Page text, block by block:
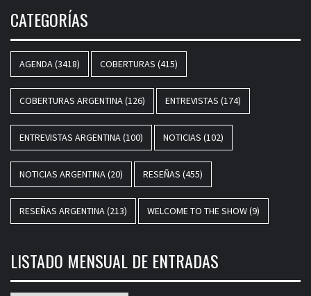
CATEGORÍAS
AGENDA(3418) COBERTURAS (415)
COBERTURAS ARGENTINA(126) ENTREVISTAS (174)
ENTREVISTAS ARGENTINA(100) NOTICIAS (102)
NOTICIAS ARGENTINA(20) RESEÑAS (455)
RESEÑAS ARGENTINA(213) WELCOME TO THE SHOW(9)
LISTADO MENSUAL DE ENTRADAS